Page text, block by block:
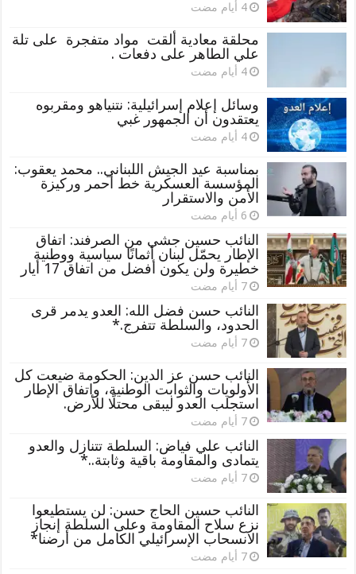
‏4 أيام مضت
محلقة معادية ألقت مواد متفجرة على تلة
علي الطاهر على دفعات .
‏4 أيام مضت
وسائل إعلام إسرائيلية: نتنياهو ومقربوه
يعتقدون أن الجمهور غبي
‏4 أيام مضت
بمناسبة عيد الجيش اللبناني.. محمد يعقوب:
المؤسسة العسكرية خط أحمر وركيزة
الأمن والاستقرار
النائب حسين جشي من الصرفند: اتفاق
الإطار يحمّل لبنان أثمانًا سياسية ووطنية
خطيرة ولن يكون أفضل من اتفاق 17 أيار
‏7 أيام مضت
النائب حسن فضل الله: العدو يدمر قرى
الحدود، والسلطة تتفرج.*
‏7 أيام مضت
النائب حسن عز الدين: الحكومة ضيعت كل
الأولويات والثوابت الوطنية، واتفاق الإطار
استجلب العدو ليبقى محتلًا للأرض.
‏7 أيام مضت
النائب علي فياض: السلطة تتنازل والعدو
يتمادى والمقاومة باقية وثابتة..*
‏7 أيام مضت
النائب حسين الحاج حسن: لن يستطيعوا
نزع سلاح المقاومة وعلى السلطة إنجاز
الانسحاب الإسرائيلي الكامل من أرضنا*
‏7 أيام مضت